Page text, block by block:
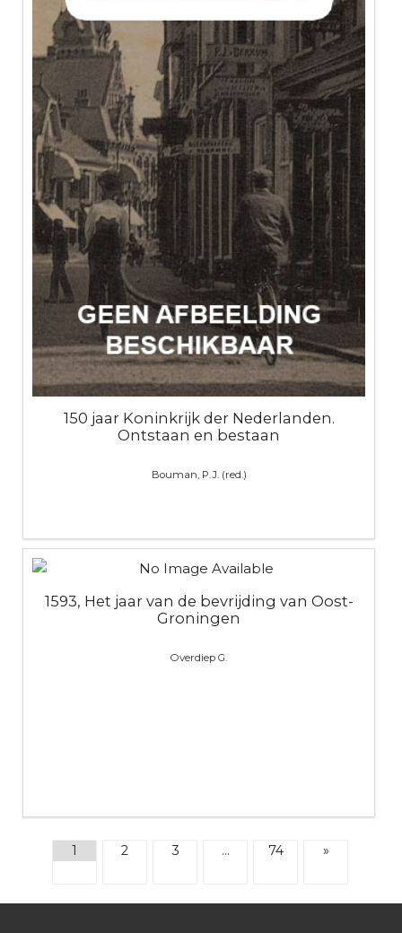
150 jaar Koninkrijk der Nederlanden.
Ontstaan en bestaan
Bouman, P.J. (red.)
1593, Het jaar van de bevrijding van Oost-
Groningen
Overdiep G.
1 2 3 … 74 »